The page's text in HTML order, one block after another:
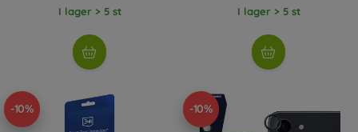
I lager > 5 st I lager > 5 st
-10% -10%